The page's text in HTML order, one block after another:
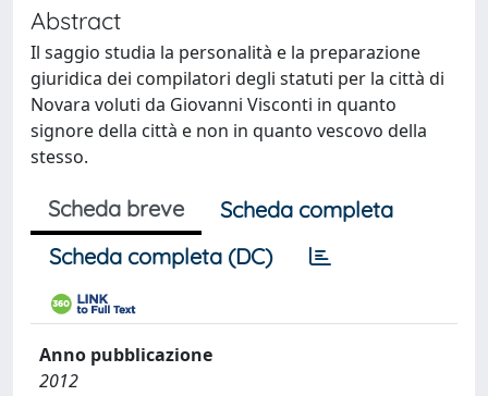
Abstract
Il saggio studia la personalità e la preparazione
giuridica dei compilatori degli statuti per la città di
Novara voluti da Giovanni Visconti in quanto
signore della città e non in quanto vescovo della
stesso.
Scheda breve
Scheda completa
Scheda completa (DC)
Anno pubblicazione
2012